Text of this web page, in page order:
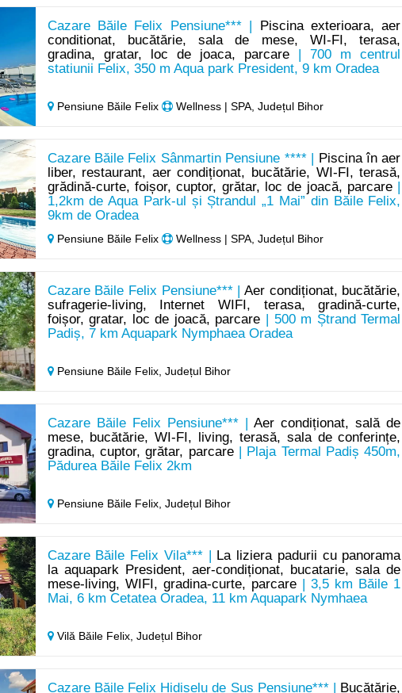
Cazare Băile Felix Pensiune*** |
Piscina exterioara, aer
conditionat, bucătărie, sala de mese, WI-FI, terasa,
gradina, gratar, loc de joaca, parcare | 700 m centrul
statiunii Felix, 350 m Aqua park President, 9 km Oradea
Pensiune Băile Felix Wellness | SPA, Județul Bihor
Cazare Băile Felix Sânmartin Pensiune **** |
Piscina în aer
liber, restaurant, aer condiționat, bucătărie, WI-FI, terasă,
grădină-curte, foișor, cuptor, grătar, loc de joacă, parcare
1,2km de Aqua Park-ul și Ștrandul „1 Mai” din Băile Felix,
9km de Oradea
Pensiune Băile Felix Wellness | SPA, Județul Bihor
Cazare Băile Felix Pensiune*** |Aer condiționat, bucătărie,
sufragerie-living, Internet WIFI, terasa, gradină-curte,
foișor, gratar, loc de joacă, parcare | 500 m Ștrand Termal
Padiș, 7 km Aquapark Nymphaea Oradea
Pensiune Băile Felix, Județul Bihor
Cazare Băile Felix Pensiune*** |Aer condiționat, sală de
mese, bucătărie, WI-FI, living, terasă, sala de conferințe,
gradina, cuptor, grătar, parcare| Plaja Termal Padiș 450m,
Pădurea Băile Felix 2km
Pensiune Băile Felix, Județul Bihor
Cazare Băile Felix Vila*** |
La liziera padurii cu panorama
la aquapark President, aer-condiționat, bucatarie, sala de
mese-living, WIFI, gradina-curte, parcare| 3,5 km Băile 1
Mai, 6 km Cetatea Oradea, 11 km Aquapark Nymhaea
Vilă Băile Felix, Județul Bihor
Cazare Băile Felix Hidișelu de Sus Pensiune*** |
Bucătărie,